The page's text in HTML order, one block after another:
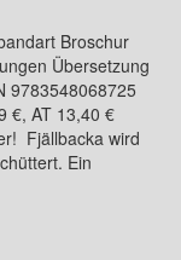
Broschur
Übersetzung
9783548068725
€, AT 13,40 €
Fjällbacka wird
Ein